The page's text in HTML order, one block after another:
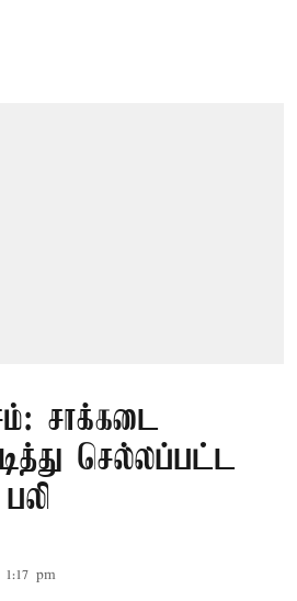
சாக்கடை
செல்லப்பட்ட
pm